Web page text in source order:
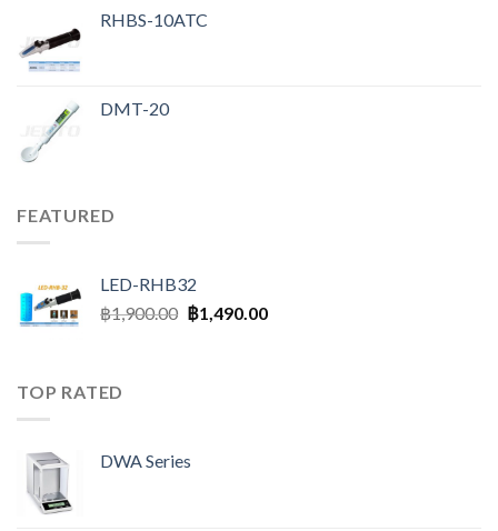
RHBS-10ATC
DMT-20
FEATURED
LED-RHB32
฿1,900.00 ฿1,490.00
TOP RATED
DWA Series